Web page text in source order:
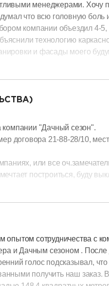
менеджерами. Хочу
что всю головную боль
компании объездил 4-
технологию
и фасады моего
(директор по
сайдингом на ленточном
парень, по-моему
годах! В общем все мне
строительству, Михаилу и
Г. Фото своего дома и
компании "Дачный сезон".
договора 21-88-28/10,
или все
построиться, буду
без задержек. 09.11.16
опытом сотрудничества с
и Дачным сезоном . После
голос подсказывал,
получить наш заказ.